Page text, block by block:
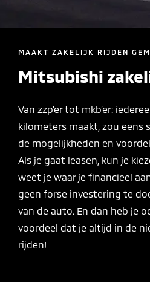
MAAKT ZAKELIJK RIJDEN
Mitsubishi
Van zzp’er tot mkb’er:
kilometers maakt, zou eens
de mogelijkheden en
Als je gaat leasen, kun je
weet je waar je financieel
geen forse investering te
van de auto. En dan heb je
voordeel dat je altijd in de
rijden!